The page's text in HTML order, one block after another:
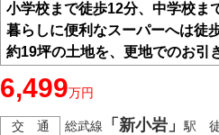
小学校まで徒歩12分、中学校ま
暮らしに便利なスーパーへは徒
約19坪の土地を、更地でのお引
ゆとりある暮らしを、新しいス
6,499万円
交 通 総武線 「新小岩」 駅